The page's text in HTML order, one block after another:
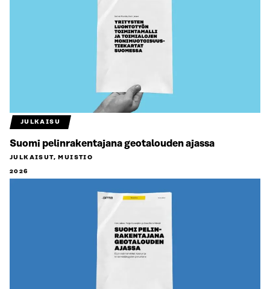
JULKAISU
Suomi pelinrakentajana geotalouden ajassa
JULKAISUT, MUISTIO
2026